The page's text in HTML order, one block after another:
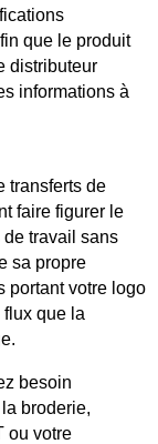
que le produit
distributeur
informations à
transferts de
faire figurer le
de travail sans
sa propre
portant votre logo
que la
besoin
broderie,
ou votre